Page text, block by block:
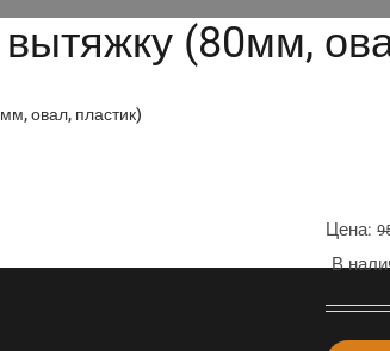
(80мм,
овал, пластик)
Цена:
В